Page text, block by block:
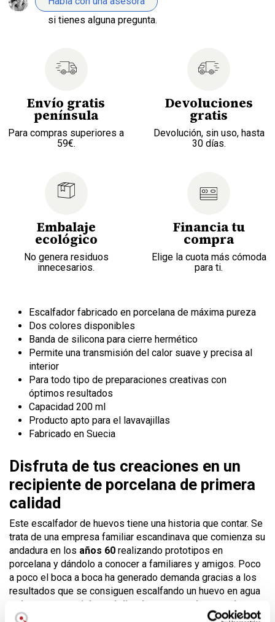
si tienes alguna pregunta.
Envío gratis
península
Para compras superiores a
59€.
Devoluciones
gratis
Devolución, sin uso, hasta
30 días.
Embalaje
ecológico
No genera residuos
innecesarios.
Financia tu
compra
Elige la cuota más cómoda
para ti.
Escalfador fabricado en porcelana de máxima pureza
Dos colores disponibles
Banda de silicona para cierre hermético
Permite una transmisión del calor suave y precisa al
interior
Para todo tipo de preparaciones creativas con
óptimos resultados
Capacidad 200 ml
Producto apto para el lavavajillas
Fabricado en Suecia
Disfruta de tus creaciones en un
recipiente de porcelana de primera
calidad
Este escalfador de huevos tiene una historia que contar. Se
trata de una empresa familiar escandinava que comienza su
andadura en los años 60 realizando prototipos en
porcelana y dándolo a conocer a familiares y amigos. Poco
a poco el boca a boca ha generado demanda gracias a los
resultados que se consiguen escalfando un huevo en agua
sobre un material tan delicado como es la porcelana.